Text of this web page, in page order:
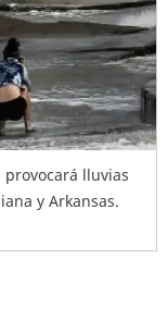
lluvias
y Arkansas.